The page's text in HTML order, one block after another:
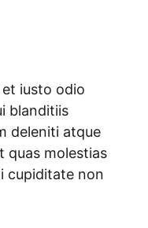
iusto odio
blanditiis
deleniti atque
quas molestias
cupiditate non